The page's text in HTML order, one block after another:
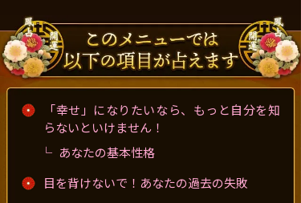
「幸せ」になりたいなら、もっと自分を知
らないといけません！
あなたの基本性格
目を背けないで！あなたの過去の失敗